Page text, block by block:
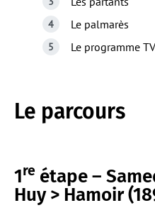
Le palmarès
Le programme TV
Le parcours
1re étape –
Huy > Hamoir